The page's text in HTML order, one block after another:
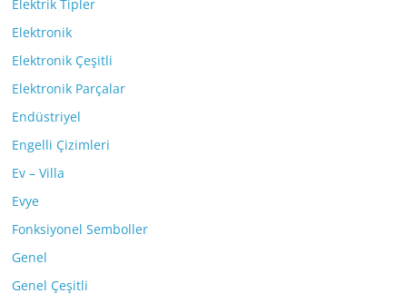
Elektrik Tipler
Elektronik
Elektronik Çeşitli
Elektronik Parçalar
Endüstriyel
Engelli Çizimleri
Ev – Villa
Evye
Fonksiyonel Semboller
Genel
Genel Çeşitli